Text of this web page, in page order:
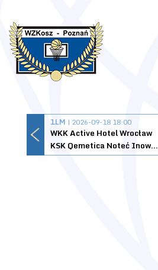
1LM | 2026-09-18 18:00
WKK Active Hotel Wrocław
KSK Qemetica Noteć Inowrocław